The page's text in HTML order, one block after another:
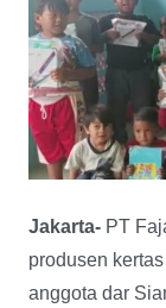
Jakarta- PT
produsen
anggota dar